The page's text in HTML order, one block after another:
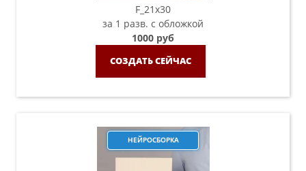
F_21х30
за 1 разв. с обложкой
1000 руб
СОЗДАТЬ СЕЙЧАС
НЕЙРОСБОРКА